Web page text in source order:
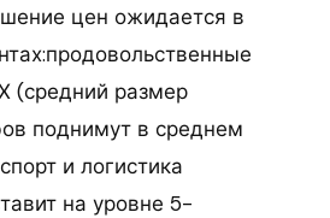
цен ожидается в
(средний размер
поднимут в среднем
и логистика
на уровне 5-